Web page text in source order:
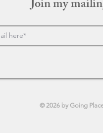
Join my
© 2026 by Going